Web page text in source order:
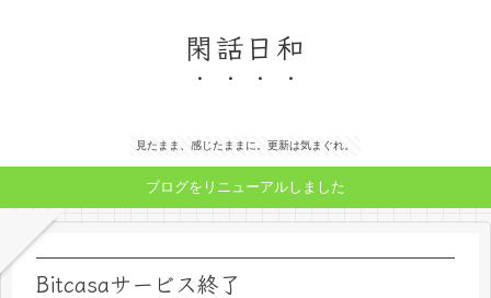
閑話日和
見たまま、感じたままに。更新は気まぐれ。
ブログをリニューアルしました
Bitcasaサービス終了